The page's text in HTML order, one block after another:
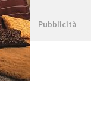
Pubblicità